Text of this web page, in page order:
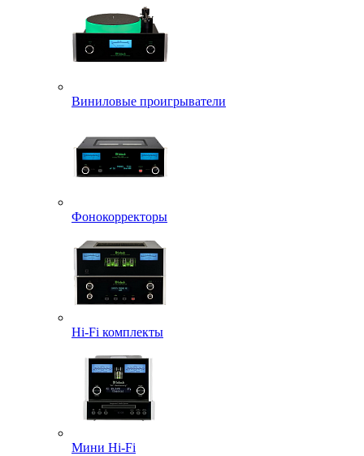
Виниловые проигрыватели
Фонокорректоры
Hi-Fi комплекты
Мини Hi-Fi